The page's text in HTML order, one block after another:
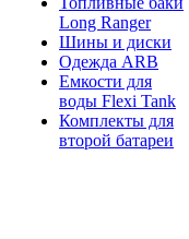
Long Ranger
Шины и диски
Одежда ARB
Емкости для
воды Flexi Tank
Комплекты для
второй батареи